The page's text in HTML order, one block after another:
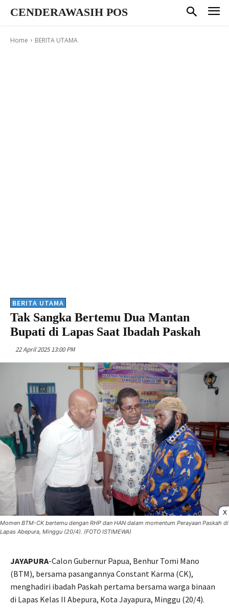
CENDERAWASIH POS
Home BERITA UTAMA
BERITA UTAMA
Tak Sangka Bertemu Dua Mantan
Bupati di Lapas Saat Ibadah Paskah
22 April 2025 13:00 PM
X
Momen BTM-CK bertemu dengan RHP dan HAN dalam momentum Perayaan Paskah di
Lapas Abepura, Minggu (20/4). (FOTO ISTIMEWA)
JAYAPURA-Calon Gubernur Papua, Benhur Tomi Mano
(BTM), bersama pasangannya Constant Karma (CK),
menghadiri ibadah Paskah pertama bersama warga binaan
di Lapas Kelas II Abepura, Kota Jayapura, Minggu (20/4).